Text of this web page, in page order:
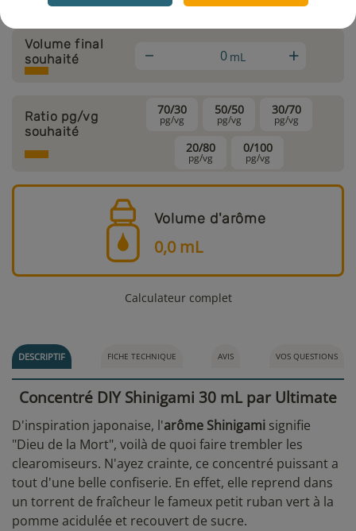
Volume final
souhaité
mL +
Ratio pg/vg
souhaité
70/30
pg/vg
50/50
pg/vg
30/70
pg/vg
20/80
pg/vg
0/100
pg/vg
Volume d'arôme
0,0mL
Calculateur complet
DESCRIPTIF FICHE TECHNIQUE AVIS VOS QUESTIONS
Concentré DIY Shinigami 30 mL par Ultimate
D'inspiration japonaise, l'arôme Shinigami signifie
"Dieu de la Mort", voilà de quoi faire trembler les
clearomiseurs. N'ayez crainte, ce concentré puissant a
tout d'une belle confiserie. En effet, elle reprend dans
un torrent de fraîcheur le fameux petit ruban vert à la
pomme acidulée et recouvert de sucre.